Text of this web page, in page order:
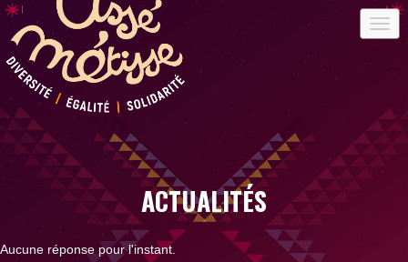
ACTUALITÉS
Aucune réponse pour l'instant.